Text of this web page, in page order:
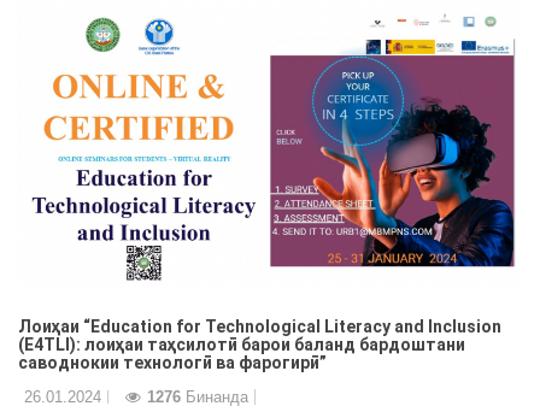
Лоиҳаи “Education for Technological Literacy and Inclusion
(Е4TLI): лоиҳаи таҳсилотӣ барои баланд бардоштани
саводнокии технологӣ ва фарогирӣ”
26.01.2024 1276 Бинанда